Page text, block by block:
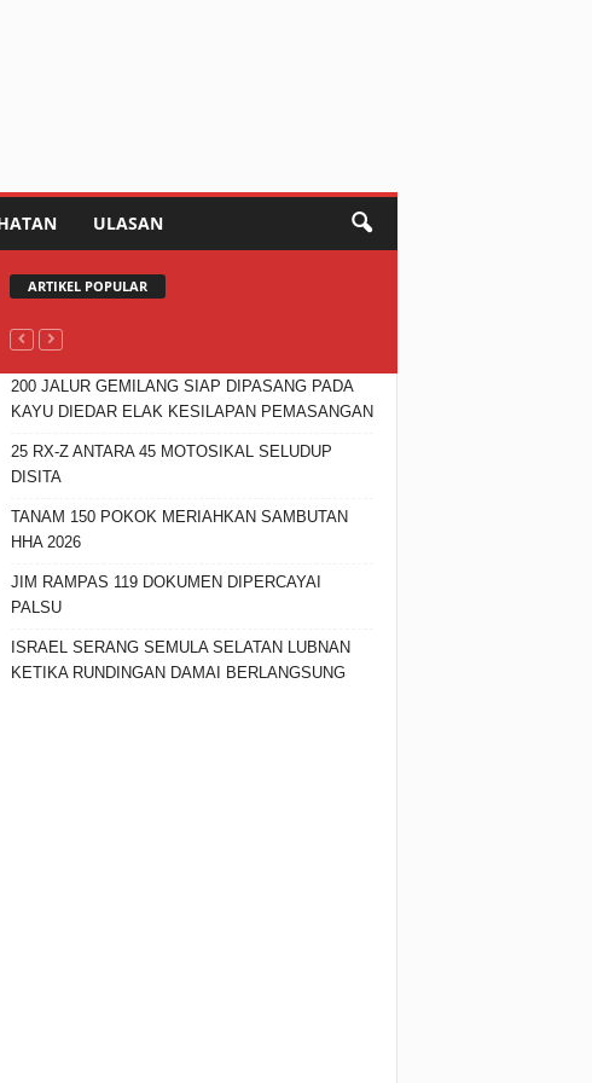
ULASAN
ARTIKEL POPULAR
200 JALUR GEMILANG SIAP DIPASANG PADA
KAYU DIEDAR ELAK KESILAPAN PEMASANGAN
25 RX-Z ANTARA 45 MOTOSIKAL SELUDUP
DISITA
TANAM 150 POKOK MERIAHKAN SAMBUTAN
HHA 2026
JIM RAMPAS 119 DOKUMEN DIPERCAYAI
PALSU
ISRAEL SERANG SEMULA SELATAN LUBNAN
KETIKA RUNDINGAN DAMAI BERLANGSUNG